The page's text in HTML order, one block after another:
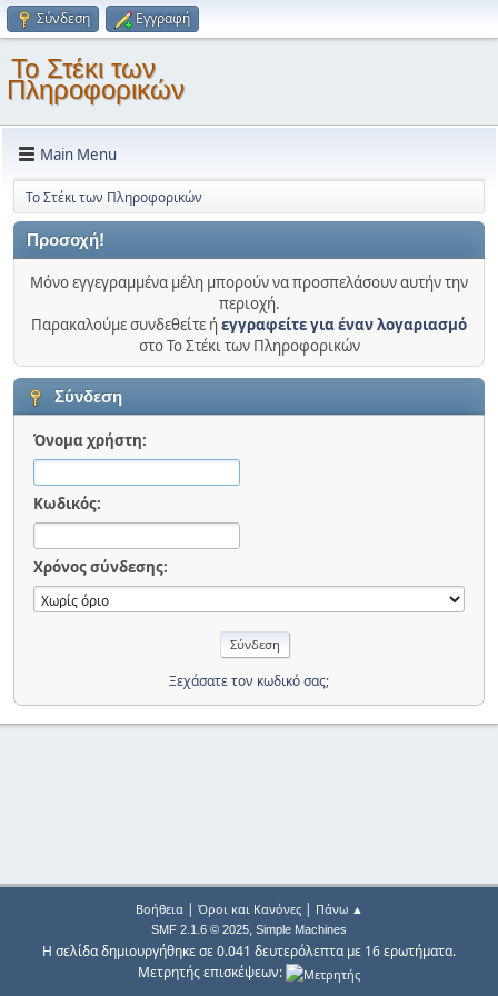
Σύνδεση Εγγραφή
Το Στέκι των
Πληροφορικών
Main Menu
Το Στέκι των Πληροφορικών
Προσοχή!
Μόνο εγγεγραμμένα μέλη μπορούν να προσπελάσουν αυτήν την
περιοχή.
Παρακαλούμε συνδεθείτε ήεγγραφείτε για έναν λογαριασμό
στο Το Στέκι των Πληροφορικών
Σύνδεση
Όνομα χρήστη:
Κωδικός:
Χρόνος σύνδεσης:
Ξεχάσατε τον κωδικό σας;
Βοήθεια| Όροι και Κανόνες| Πάνω ▲
SMF 2.1.6 © 2025, Simple Machines
Η σελίδα δημιουργήθηκε σε 0.041 δευτερόλεπτα με 16 ερωτήματα.
Μετρητής επισκέψεων: